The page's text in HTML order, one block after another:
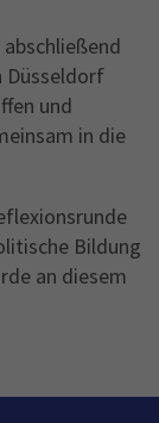
Düsseldorf
und
in die
Bildung
an diesem